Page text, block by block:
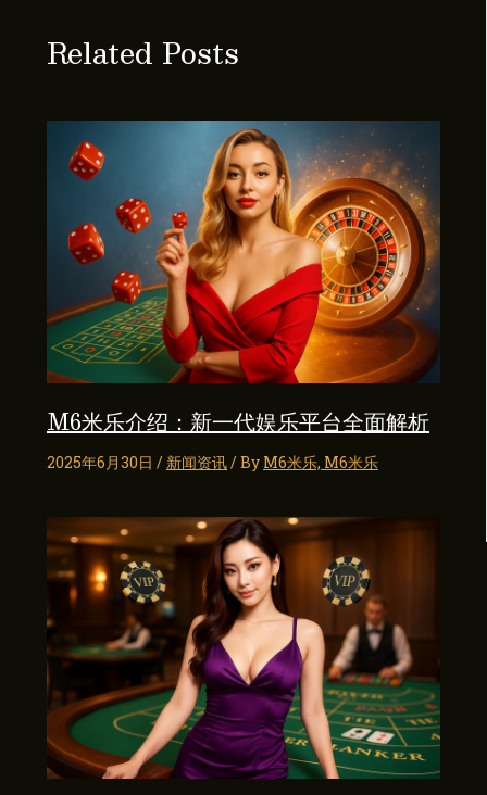
Related Posts
M6米乐介绍：新一代娱乐平台全面解析
2025年6月30日 / 新闻资讯/ By M6米乐, M6米乐